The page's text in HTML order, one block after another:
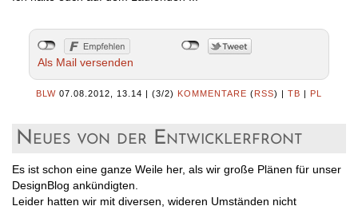
Als Mail versenden
BLW 07.08.2012, 13.14 | (3/2) KOMMENTARE (RSS) | TB | PL
Neues von der Entwicklerfront
Es ist schon eine ganze Weile her, als wir große Plänen für unser
DesignBlog ankündigten.
Leider hatten wir mit diversen, wideren Umständen nicht